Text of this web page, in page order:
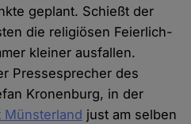
geplant. Schießt der
die religiösen Feier­lich­
kleiner aus­fallen.
Presse­sprecher des
Kronenburg, in der
Münsterland just am selben